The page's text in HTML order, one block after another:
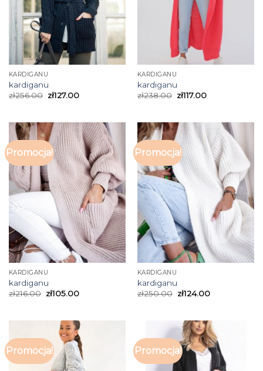
KARDIGANU
kardiganu
zł256.00 zł127.00
KARDIGANU
kardiganu
zł238.00 zł117.00
Promocja!
KARDIGANU
kardiganu
zł216.00 zł105.00
Promocja!
KARDIGANU
kardiganu
zł250.00 zł124.00
Promocja! Promocja!